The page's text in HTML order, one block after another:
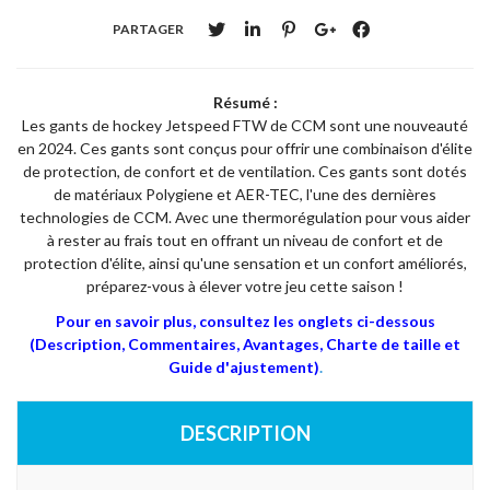
PARTAGER
Résumé :
Les gants de hockey Jetspeed FTW de CCM sont une nouveauté
en 2024. Ces gants sont conçus pour offrir une combinaison d'élite
de protection, de confort et de ventilation. Ces gants sont dotés
de matériaux Polygiene et AER-TEC, l'une des dernières
technologies de CCM. Avec une thermorégulation pour vous aider
à rester au frais tout en offrant un niveau de confort et de
protection d'élite, ainsi qu'une sensation et un confort améliorés,
préparez-vous à élever votre jeu cette saison !
Pour en savoir plus, consultez les onglets ci-dessous
(Description, Commentaires, Avantages, Charte de taille et
Guide d'ajustement).
DESCRIPTION